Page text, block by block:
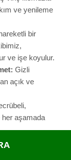
tonluk
şantiye olsun,
akla
biri